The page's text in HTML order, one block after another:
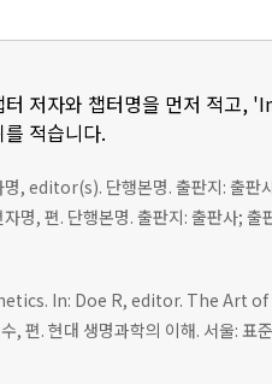
저자와 챕터명을 먼저 적고,
적습니다.
명, editor(s). 단행본명. 출판지: 출판
명, 편. 단행본명. 출판지: 출판사;
In: Doe R, editor. The Art
, 편. 현대 생명과학의 이해. 서울: